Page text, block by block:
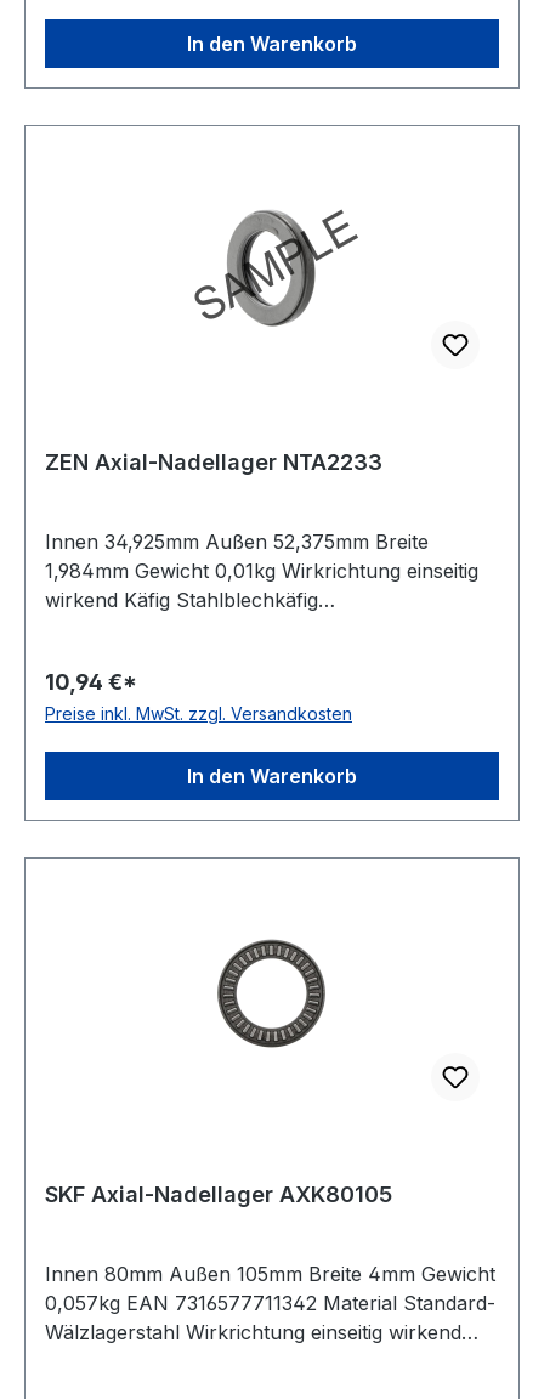
In den Warenkorb
ZEN Axial-Nadellager NTA2233
Innen 34,925mm Außen 52,375mm Breite
1,984mm Gewicht 0,01kg Wirkrichtung einseitig
wirkend Käfig Stahlblechkäfig
10,94 €*
Preise inkl. MwSt. zzgl. Versandkosten
In den Warenkorb
SKF Axial-Nadellager AXK80105
Innen 80mm Außen 105mm Breite 4mm Gewicht
0,057kg EAN 7316577711342 Material Standard-
Wälzlagerstahl Wirkrichtung einseitig wirkend